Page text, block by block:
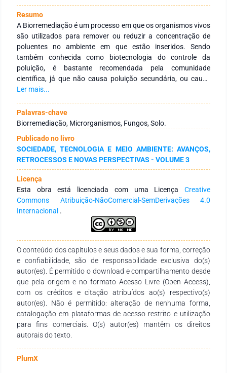
Resumo
A Biorremediação é um processo em que os organismos vivos
são utilizados para remover ou reduzir a concentração de
poluentes no ambiente em que estão inseridos. Sendo
também conhecida como biotecnologia do controle da
poluição, é bastante recomendada pela comunidade
científica, já que não causa poluição secundária, ou causa
menos. Entre os seus aspectos positivos pode-se relacionar,
fato de se tratar de uma solução ecologicamente sustentável,
uma vez que o os microrganismos são capazes de
biotransformar os agentes poluidores em substâncias não
nocivas ao meio ambiente. Diante das vantagens
mencionadas na adoção de tal método, tem-se o presente
documento que pretende realizar mapeamento das
capacidades tecnológicas existentes sobre o tema, realizando
busca em bases de conhecimentos científicos e bancos de
patentes utilizando os termos “biorremediação”, “fungos em
biorremediação do solo” “biorremediação e microrganismos”.
Os resultados demonstram que a biorremediação está em
pleno crescimento no cenário mundial e que o panorama do
menor. Em âmbito nacional há uma produção acadêmica
(artigos) bem mais alta que a produção tecnológica
(patentes). Contudo, mesmo com esse descompasso, sabe-
se da importância da produção científica e que também
desempenha um papel importante no desenvolvimento
tecnológico, fornecendo, muitas vezes, as bases para criação
de novos produtos.
Ler mais...
Palavras-chave
Biorremediação, Microrganismos, Fungos, Solo.
Publicado no livro
SOCIEDADE, TECNOLOGIA E MEIO AMBIENTE: AVANÇOS,
RETROCESSOS E NOVAS PERSPECTIVAS - VOLUME 3
Licença
Esta obra está licenciada com uma Licença Creative
Commons Atribuição-NãoComercial-SemDerivações 4.0
Internacional .
O conteúdo dos capítulos e seus dados e sua forma, correção
e confiabilidade, são de responsabilidade exclusiva do(s)
autor(es). É permitido o download e compartilhamento desde
que pela origem e no formato Acesso Livre (Open Access),
com os créditos e citação atribuídos ao(s) respectivo(s)
autor(es). Não é permitido: alteração de nenhuma forma,
catalogação em plataformas de acesso restrito e utilização
para fins comerciais. O(s) autor(es) mantêm os direitos
autorais do texto.
PlumX